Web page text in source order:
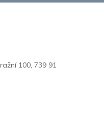
100, 739 91